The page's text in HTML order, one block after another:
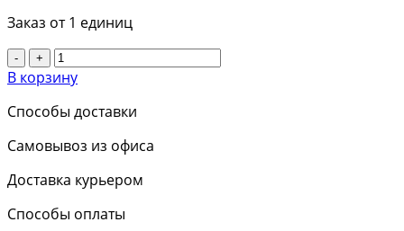
Заказ от 1 единиц
- +
В корзину
Способы доставки
Самовывоз из офиса
Доставка курьером
Способы оплаты